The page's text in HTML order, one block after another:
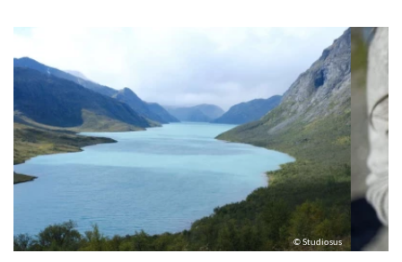
© Studiosus